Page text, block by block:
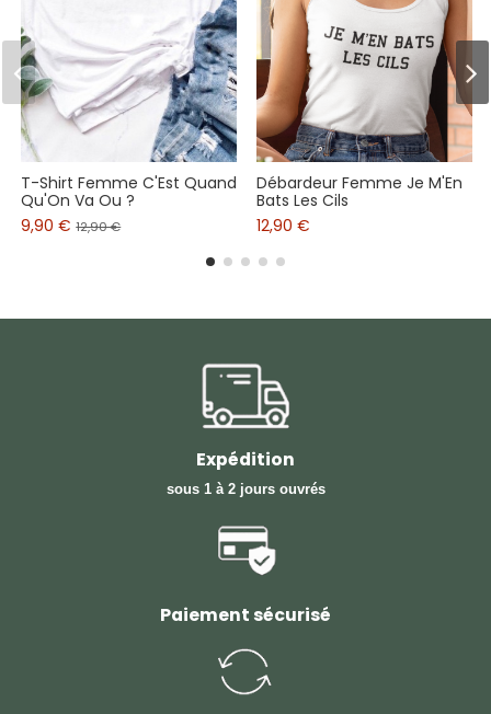
T-Shirt Femme C'Est Quand
Qu'On Va Ou ?
9,90 €12,90 €
Débardeur Femme Je M'En
Bats Les Cils
12,90 €
Expédition
sous 1 à 2 jours ouvrés
Paiement sécurisé